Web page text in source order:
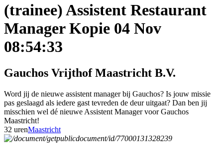
(trainee) Assistent Restaurant
Manager Kopie 04 Nov
08:54:33
Gauchos Vrijthof Maastricht B.V.
Word jij de nieuwe assistent manager bij Gauchos? Is jouw missie
pas geslaagd als iedere gast tevreden de deur uitgaat? Dan ben jij
misschien wel dé nieuwe Assistent Manager voor Gauchos
Maastricht!
32 urenMaastricht